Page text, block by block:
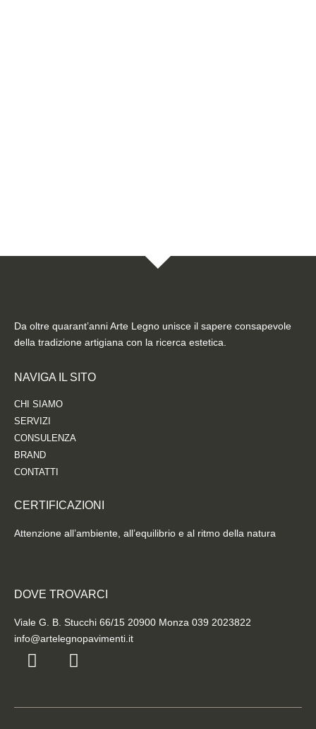
Da oltre quarant’anni Arte Legno unisce il sapere consapevole
della tradizione artigiana con la ricerca estetica.
NAVIGA IL SITO
CHI SIAMO
SERVIZI
CONSULENZA
BRAND
CONTATTI
CERTIFICAZIONI
Attenzione all’ambiente, all’equilibrio e al ritmo della natura
DOVE TROVARCI
Viale G. B. Stucchi 66/15 20900 Monza 039 2023822
info@artelegnopavimenti.it